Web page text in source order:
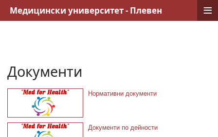
Документи
Нормативни документи
Документи по дейности
Медицински университет - Плевен ≡